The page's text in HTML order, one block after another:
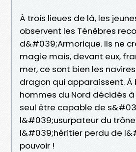
À trois lieues de là, les
observent les Ténèbres
d&#039;Armorique. Ils ne
magie mais, devant eux,
mer, ce sont bien les
dragon qui apparaissent. À
hommes du Nord décidés
seul être capable de
l&#039;usurpateur du
l&#039;héritier perdu de
pouvoir !